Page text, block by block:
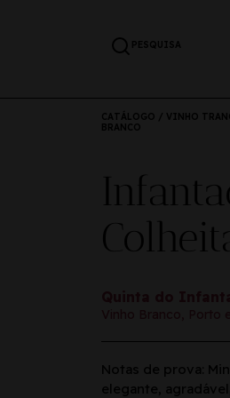
PESQUISA
CATÁLOGO / VINHO
BRANCO
Notas de prova:
elegante,